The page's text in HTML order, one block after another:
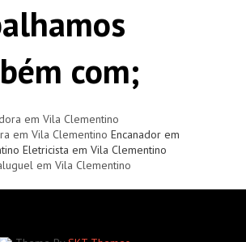
com;
em Vila Clementino
em Vila Clementino Encanador em
Eletricista em Vila Clementino
em Vila Clementino